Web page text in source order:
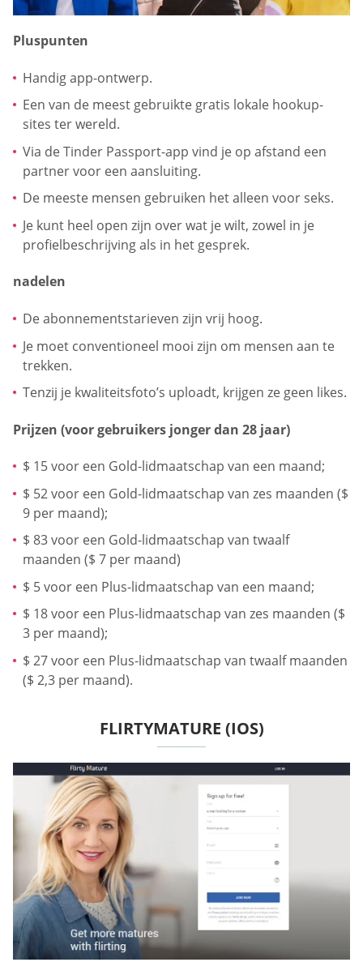
Pluspunten
Handig app-ontwerp.
Een van de meest gebruikte gratis lokale hookup-
sites ter wereld.
Via de Tinder Passport-app vind je op afstand een
partner voor een aansluiting.
De meeste mensen gebruiken het alleen voor seks.
Je kunt heel open zijn over wat je wilt, zowel in je
profielbeschrijving als in het gesprek.
nadelen
De abonnementstarieven zijn vrij hoog.
Je moet conventioneel mooi zijn om mensen aan te
trekken.
Tenzij je kwaliteitsfoto’s uploadt, krijgen ze geen likes.
Prijzen (voor gebruikers jonger dan 28 jaar)
$ 15 voor een Gold-lidmaatschap van een maand;
$ 52 voor een Gold-lidmaatschap van zes maanden ($
9 per maand);
$ 83 voor een Gold-lidmaatschap van twaalf
maanden ($ 7 per maand)
$ 5 voor een Plus-lidmaatschap van een maand;
$ 18 voor een Plus-lidmaatschap van zes maanden ($
3 per maand);
$ 27 voor een Plus-lidmaatschap van twaalf maanden
($ 2,3 per maand).
FLIRTYMATURE (IOS)